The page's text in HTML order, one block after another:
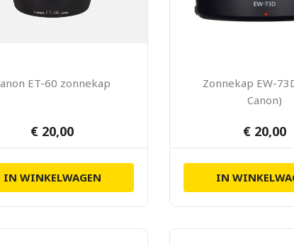
ET-60 zonnekap
€ 20,00
IN WINKELWAGEN
Zonnekap EW-
Canon)
€ 20,00
IN